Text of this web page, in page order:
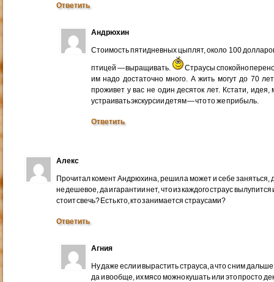
Ответить
Андрюхин
Стоимость пятидневных цыплят, около 100
птицей — выращивать.
Страусы спокойно
им надо достаточно много. А жить могут до 70
проживет у вас не один десяток лет. Кстати,
устраивать экскурсии детям — что то же прибыль.
Ответить
Алекс
Прочитал комент Андрюхина, решил а может и себе заняться,
не дешевое, да и гарантии нет, что из каждого страус
стоит свечь? Есть кто, кто занимается страусами?
Ответить
Агния
Ну даже если и вырастить страуса, а что с ним
да и вообще, их мясо можно кушать или это просто